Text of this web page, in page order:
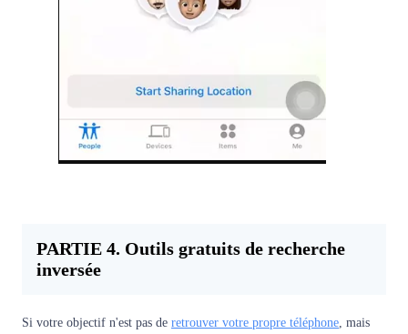
PARTIE 4. Outils gratuits de recherche
inversée
Si votre objectif n'est pas de retrouver votre propre téléphone, mais